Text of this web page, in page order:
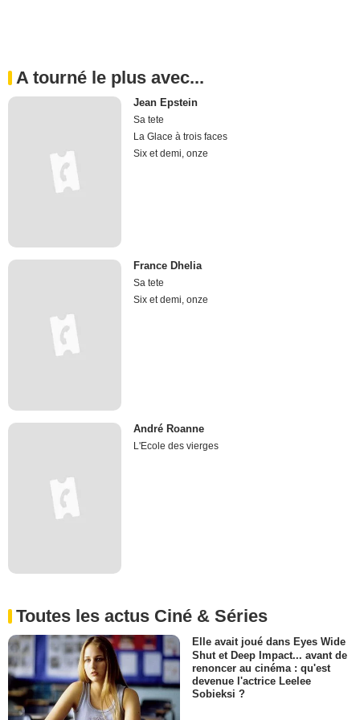
A tourné le plus avec...
Jean Epstein
Sa tete
La Glace à trois faces
Six et demi, onze
France Dhelia
Sa tete
Six et demi, onze
André Roanne
L'Ecole des vierges
Toutes les actus Ciné & Séries
Elle avait joué dans Eyes Wide
Shut et Deep Impact... avant de
renoncer au cinéma : qu'est
devenue l'actrice Leelee
Sobieksi ?